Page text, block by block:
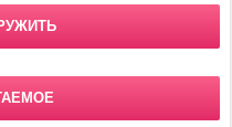
родах: дыхание